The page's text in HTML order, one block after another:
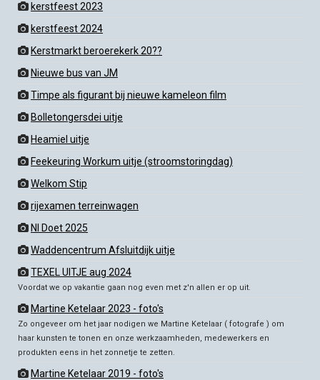
kerstfeest 2023
kerstfeest 2024
Kerstmarkt beroerekerk 20??
Nieuwe bus van JM
Timpe als figurant bij nieuwe kameleon film
Bolletongersdei uitje
Heamiel uitje
Feekeuring Workum uitje (stroomstoringdag)
Welkom Stip
rijexamen terreinwagen
Nl Doet 2025
Waddencentrum Afsluitdijk uitje
TEXEL UITJE aug 2024
Voordat we op vakantie gaan nog even met z'n allen er op uit.
Martine Ketelaar 2023 - foto's
Zo ongeveer om het jaar nodigen we Martine Ketelaar ( fotografe ) om
haar kunsten te tonen en onze werkzaamheden, medewerkers en
produkten eens in het zonnetje te zetten.
Martine Ketelaar 2019 - foto's